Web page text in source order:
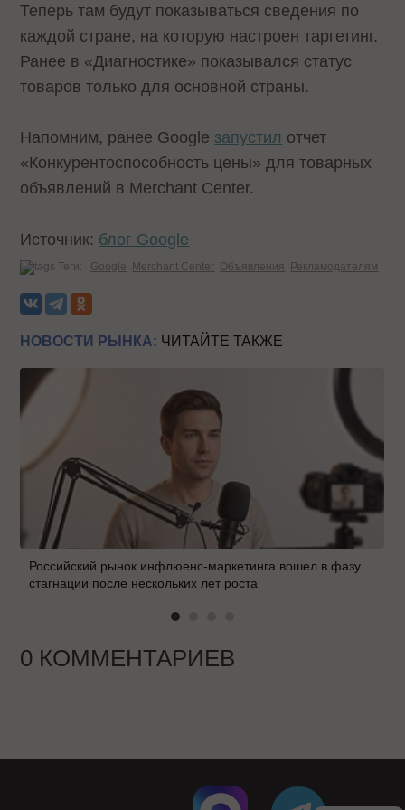
Теперь там будут показываться сведения по
каждой стране, на которую настроен таргетинг.
Ранее в «Диагностике» показывался статус
товаров только для основной страны.
Напомним, ранее Google запустил отчет
«Конкурентоспособность цены» для товарных
объявлений в Merchant Center.
Источник: блог Google
Теги: Google Merchant Center Объявления Рекламодателям
НОВОСТИ РЫНКА: ЧИТАЙТЕ ТАКЖЕ
Российский рынок инфлюенс-маркетинга вошел в фазу
стагнации после нескольких лет роста
0 КОММЕНТАРИЕВ